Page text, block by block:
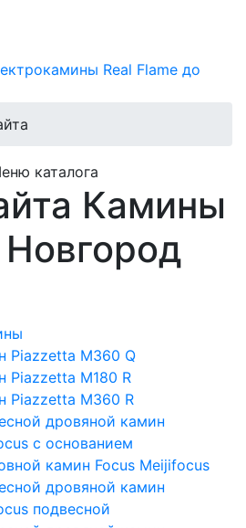
Real Flame до
каталога
Камины
Piazzetta M360 Q
Piazzetta M180 R
Piazzetta M360 R
дровяной камин
с основанием
камин Focus Meijifocus
дровяной камин
подвесной